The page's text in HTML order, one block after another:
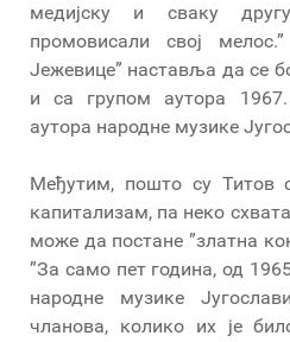
медијску и сваку
промовисали свој
Јежевице” наставља да се
и са групом аутора
аутора народне музике
Међутим, пошто су Титов
капитализам, па неко
може да постане ”златна
”За само пет година, од
народне музике
чланова, колико их је